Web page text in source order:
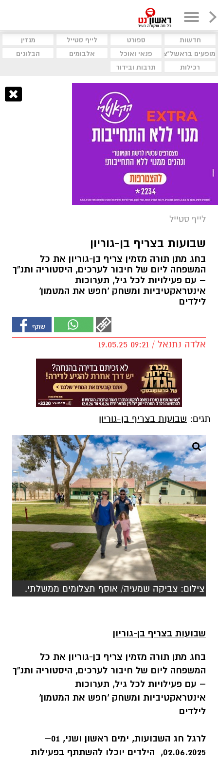
חדשות ספורט לייף סטייל
מגזין
מופעים בראשל"צ
פנאי ואוכל אלבומים
הבלוגים
רכילות
תרבות ובידור
לייף סטייל
שבועות בצריף בן-גוריון
בחג מתן תורה מזמין צריף בן-גוריון את כל
המשפחה ליום של חיבור לערכים, היסטוריה ותנ”ך
– עם פעילויות לכל גיל, תערוכות
אינטראקטיביות ומשחק 'חפש את המטמון'
לילדים
אלדה נתנאל / 09:21 19.05.25
תגים: שבועות בצריף בן-גוריון
צילום: צביקה שמעיה/ אוסף תצלומים ממשלתי.
שבועות בצריף בן-גוריון
בחג מתן תורה מזמין צריף בן-גוריון את כל
המשפחה ליום של חיבור לערכים, היסטוריה ותנ”ך
– עם פעילויות לכל גיל, תערוכות
אינטראקטיביות ומשחק 'חפש את המטמון'
לילדים
לרגל חג השבועות, ימים ראשון ושני, 01–
02.06.2025, הילדים יוכלו להשתתף בפעילות